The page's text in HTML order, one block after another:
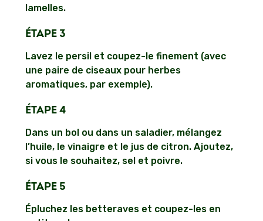
lamelles.
ÉTAPE 3
Lavez le persil et coupez-le finement (avec
une paire de ciseaux pour herbes
aromatiques, par exemple).
ÉTAPE 4
Dans un bol ou dans un saladier, mélangez
l’huile, le vinaigre et le jus de citron. Ajoutez,
si vous le souhaitez, sel et poivre.
ÉTAPE 5
Épluchez les betteraves et coupez-les en